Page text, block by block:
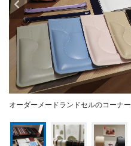
オーダーメードランドセルのコーナー